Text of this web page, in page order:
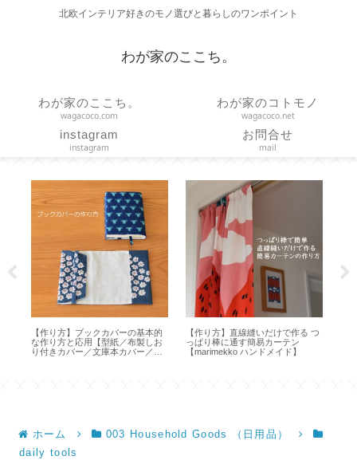
北欧インテリア好きのモノ選びと暮らしのワンポイント
わが家のここち。
わが家のここち。
wagacoco.com
わが家のコトモノ
wagacoco.net
instagram
instagram
お問合せ
mail
【HARIO】水出しコーヒーの作り
方とお茶用ボトルとの違い【ハリ
オ フィルターインボトル】
【夏休み】サマーシュトーレンと
楽天お買い物マラソンと scope ア
ウトレット【2026年8月】
ホーム
003 Household Goods （日用品）
daily tools